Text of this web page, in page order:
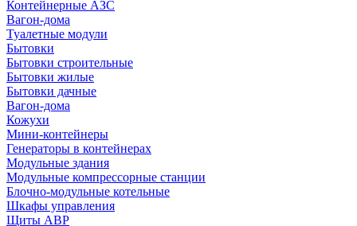
Контейнерные АЗС
Вагон-дома
Туалетные модули
Бытовки
Бытовки строительные
Бытовки жилые
Бытовки дачные
Вагон-дома
Кожухи
Мини-контейнеры
Генераторы в контейнерах
Модульные здания
Модульные компрессорные станции
Блочно-модульные котельные
Шкафы управления
Щиты АВР